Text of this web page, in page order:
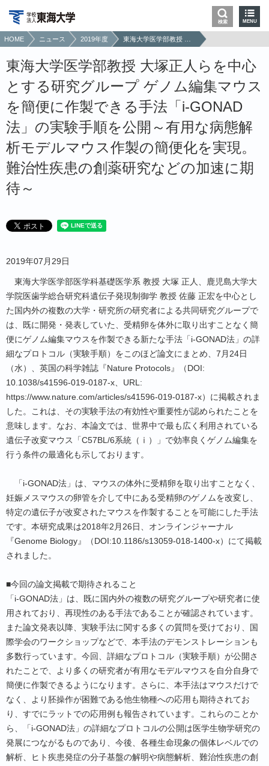
検索 MENU
HOME ニュース 2019年度
東海大学医学部教授 大塚正人らを中心
とする研究グループ ゲノム編集マウス
を簡便に作製できる手法「i-GONAD
法」の実験手順を公開～有用な病態解
析モデルマウス作製の簡便化を実現。
難治性疾患の創薬研究などの加速に期
待～
2019年07月29日
東海大学医学部医学科基礎医学系 教授 大塚 正人、鹿児島大学大
学院医歯学総合研究科遺伝子発現制御学 教授 佐藤 正宏を中心とし
た国内外の複数の大学・研究所の研究者による共同研究グループで
は、既に開発・発表していた、受精卵を体外に取り出すことなく簡
便にゲノム編集マウスを作製できる新たな手法「i-GONAD法」の詳
細なプロトコル（実験手順）をこのほど論文にまとめ、7月24日
（水）、英国の科学雑誌『Nature Protocols』（DOI:
10.1038/s41596-019-0187-x、URL:
https://www.nature.com/articles/s41596-019-0187-x）に掲載されま
した。これは、その実験手法の有効性や重要性が認められたことを
意味します。なお、本論文では、世界中で最も広く利用されている
遺伝子改変マウス「C57BL/6系統（ⅰ）」で効率良くゲノム編集を
行う条件の最適化も示しております。
「i-GONAD法」は、マウスの体外に受精卵を取り出すことなく、
妊娠メスマウスの卵管を介して中にある受精卵のゲノムを改変し、
特定の遺伝子が改変されたマウスを作製することを可能にした手法
です。本研究成果は2018年2月26日、オンラインジャーナル
『Genome Biology』（DOI:10.1186/s13059-018-1400-x）にて掲載
されました。
■今回の論文掲載で期待されること
「i-GONAD法」は、既に国内外の複数の研究グループや研究者に使
用されており、再現性のある手法であることが確認されています。
また論文発表以降、実験手法に関する多くの質問を受けており、国
際学会のワークショップなどで、本手法のデモンストレーションも
多数行っています。今回、詳細なプロトコル（実験手順）が公開さ
れたことで、より多くの研究者が有用なモデルマウスを自分自身で
簡便に作製できるようになります。さらに、本手法はマウスだけで
なく、より胚操作が困難である他生物種への応用も期待されてお
り、すでにラットでの応用例も報告されています。これらのことか
ら、「i-GONAD法」の詳細なプロトコルの公開は医学生物学研究の
発展につながるものであり、今後、各種生命現象の個体レベルでの
解析、ヒト疾患発症の分子基盤の解明や病態解析、難治性疾患の創